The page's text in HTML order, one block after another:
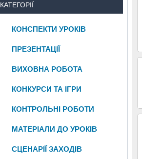
КАТЕГОРІЇ
КОНСПЕКТИ УРОКІВ
ПРЕЗЕНТАЦІЇ
ВИХОВНА РОБОТА
КОНКУРСИ ТА ІГРИ
КОНТРОЛЬНІ РОБОТИ
МАТЕРІАЛИ ДО УРОКІВ
СЦЕНАРІЇ ЗАХОДІВ